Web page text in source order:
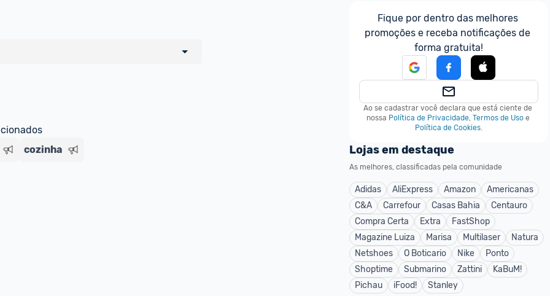
um marketplace, nós indicamos no
sinalizamos através da tag
cozinha
Fique por dentro das melhores
promoções e receba notificações de
forma gratuita!
Ao se cadastrar você declara que está ciente de
nossa Política de Privacidade, Termos de Uso e
Política de Cookies.
Lojas em destaque
As melhores, classificadas pela comunidade
Adidas AliExpress Amazon
Americanas
C&A
Carrefour Casas Bahia
Centauro
Compra Certa
Extra
FastShop
Magazine Luiza
Marisa Multilaser
Natura
Netshoes
O Boticario Nike
Ponto
Shoptime
Submarino Zattini
KaBuM!
Pichau
iFood! Stanley